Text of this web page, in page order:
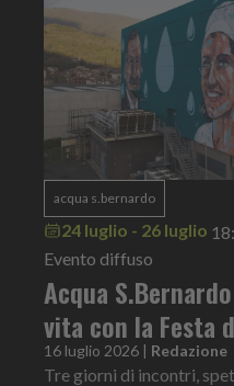
acqua s.bernardo
24 luglio - 26 luglio
Evento diffuso
Acqua
vita con la Festa
16 luglio 2026 | Redazione
Tre giorni di incontri,